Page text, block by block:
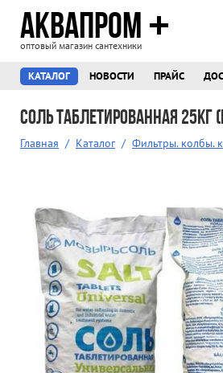
АКВАПРОМ
оптовый магазин сантехники
КАТАЛОГ НОВОСТИ ПРАЙС
Соль таблетированная
Главная / Каталог / Фильтры. колбы.